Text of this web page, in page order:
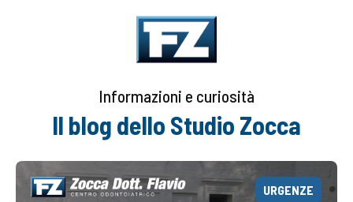
Informazioni e curiosità
Il blog dello Studio Zocca
PREVENZIONE